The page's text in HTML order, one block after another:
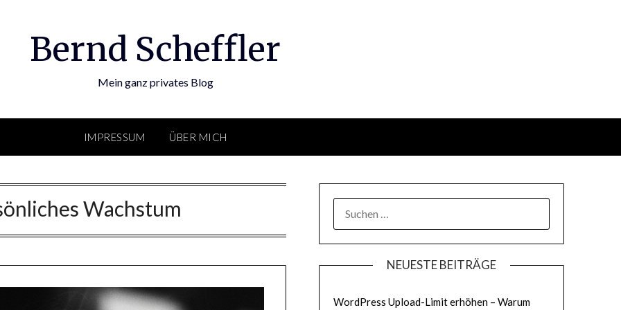
Bernd Scheffler
Mein ganz privates Blog
IMPRESSUM ÜBER MICH
Wachstum
NACH:
NEUESTE BEITRÄGE
WordPress Upload-Limit erhöhen – Warum